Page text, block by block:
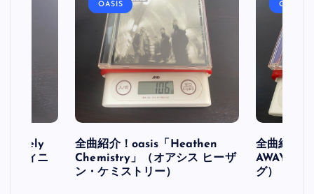
ー
ジ
送
り
フィニ
OASIS
全曲紹介！oasis「Heathen
Chemistry」（オアシス ヒーザ
ン・ケミストリー）
OASIS
全曲紹介
AWAY」
グ）